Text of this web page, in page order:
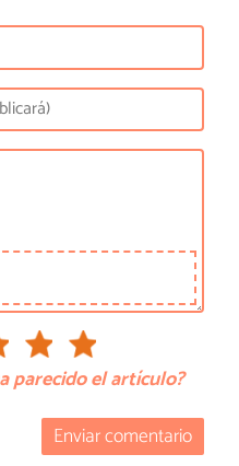
parecido el artículo?
Enviar comentario